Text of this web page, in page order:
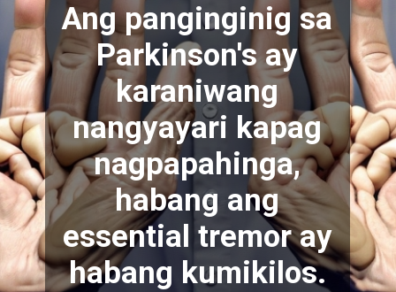
Ang panginginig sa
Parkinson's ay
karaniwang
nangyayari kapag
nagpapahinga,
habang ang
essential tremor ay
habang kumikilos.